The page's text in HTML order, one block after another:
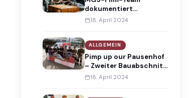
dokumentiert
gemeinsam mit
Pimp-up-our-
Pausenhof in einem
ansprechenden Kurz-
18. April 2024
ALLGEMEIN
Pimp up our Pausenhof
– Zweiter Bauabschnitt
abgeschlossen
18. April 2024